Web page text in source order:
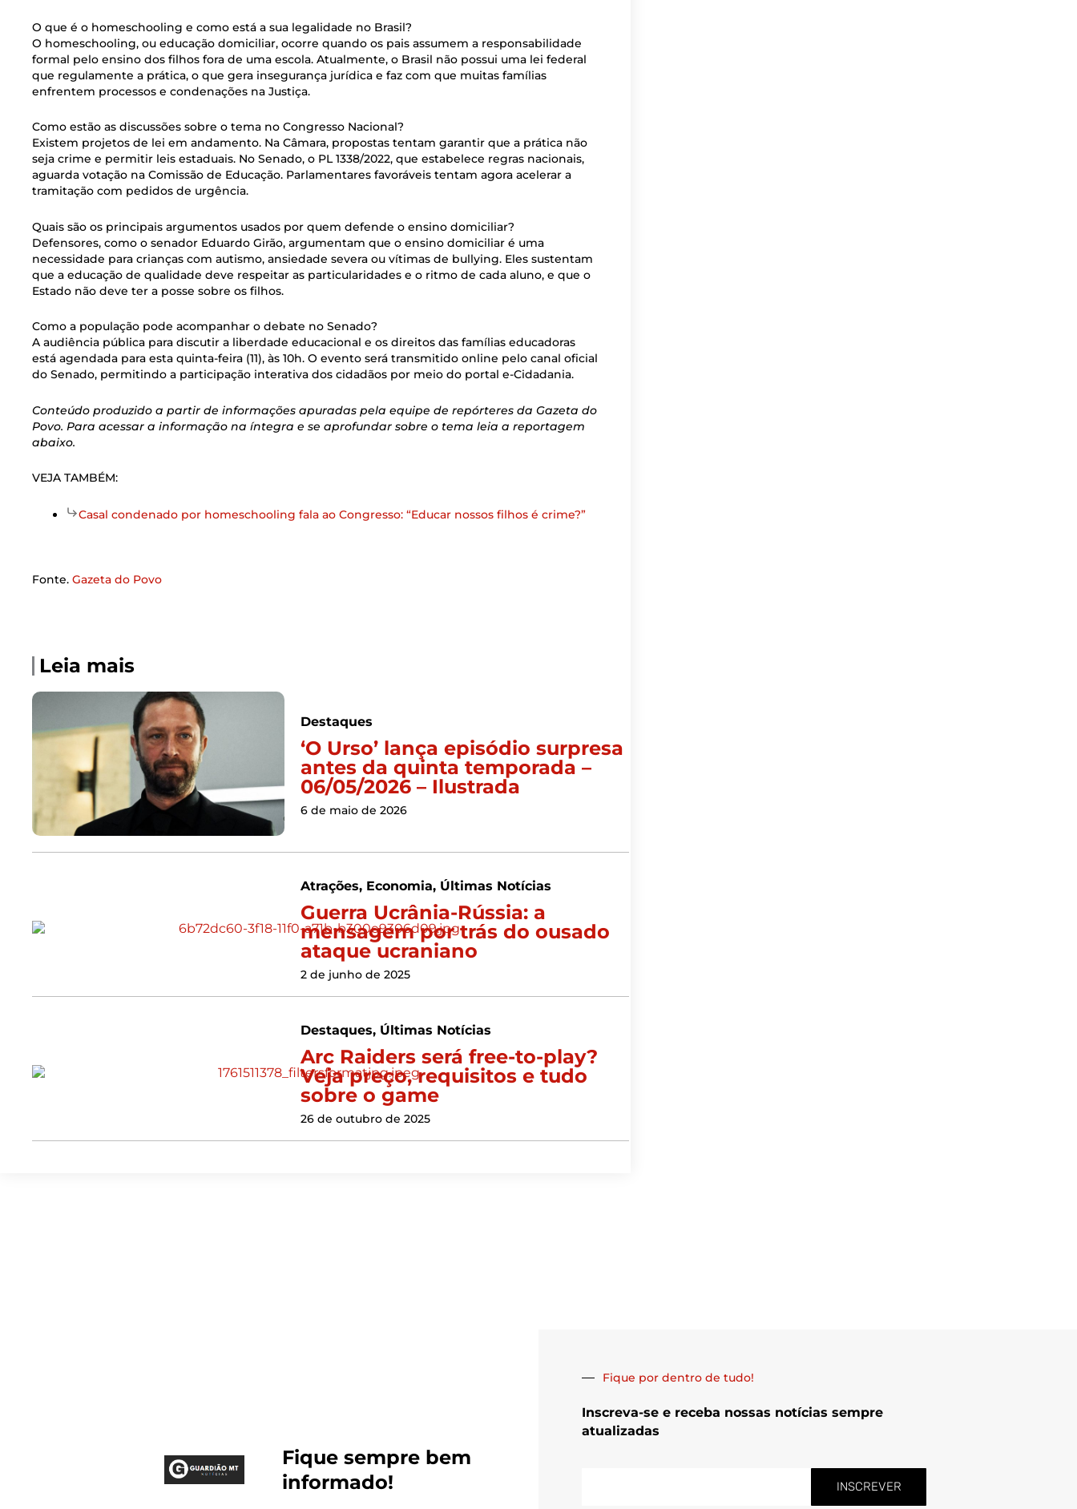
O que é o homeschooling e como está a sua legalidade no Brasil?
O homeschooling, ou educação domiciliar, ocorre quando os pais assumem a responsabilidade
formal pelo ensino dos filhos fora de uma escola. Atualmente, o Brasil não possui uma lei federal
que regulamente a prática, o que gera insegurança jurídica e faz com que muitas famílias
enfrentem processos e condenações na Justiça.
Como estão as discussões sobre o tema no Congresso Nacional?
Existem projetos de lei em andamento. Na Câmara, propostas tentam garantir que a prática não
seja crime e permitir leis estaduais. No Senado, o PL 1338/2022, que estabelece regras nacionais,
aguarda votação na Comissão de Educação. Parlamentares favoráveis tentam agora acelerar a
tramitação com pedidos de urgência.
Quais são os principais argumentos usados por quem defende o ensino domiciliar?
Defensores, como o senador Eduardo Girão, argumentam que o ensino domiciliar é uma
necessidade para crianças com autismo, ansiedade severa ou vítimas de bullying. Eles sustentam
que a educação de qualidade deve respeitar as particularidades e o ritmo de cada aluno, e que o
Estado não deve ter a posse sobre os filhos.
Como a população pode acompanhar o debate no Senado?
A audiência pública para discutir a liberdade educacional e os direitos das famílias educadoras
está agendada para esta quinta-feira (11), às 10h. O evento será transmitido online pelo canal oficial
do Senado, permitindo a participação interativa dos cidadãos por meio do portal e-Cidadania.
Conteúdo produzido a partir de informações apuradas pela equipe de repórteres da Gazeta do
Povo. Para acessar a informação na íntegra e se aprofundar sobre o tema leia a reportagem
abaixo.
VEJA TAMBÉM:
Casal condenado por homeschooling fala ao Congresso: “Educar nossos filhos é crime?”
Fonte. Gazeta do Povo
Leia mais
Destaques
‘O Urso’ lança episódio surpresa
antes da quinta temporada –
06/05/2026 – Ilustrada
6 de maio de 2026
Atrações, Economia, Últimas Notícias
Guerra Ucrânia-Rússia: a
mensagem por trás do ousado
ataque ucraniano
2 de junho de 2025
Destaques, Últimas Notícias
Arc Raiders será free-to-play?
Veja preço, requisitos e tudo
sobre o game
26 de outubro de 2025
Fique sempre bem
informado!
Fique por dentro de tudo!
Inscreva-se e receba nossas notícias sempre
atualizadas
INSCREVER